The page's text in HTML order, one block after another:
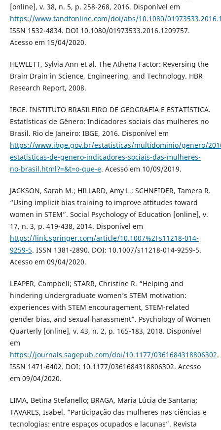
[online], v. 38, n. 5, p. 258-268, 2016. Disponível em
https://www.tandfonline.com/doi/abs/10.1080/
ISSN 1532-4834. DOI 10.1080/01973533.2016.1209757.
Acesso em 15/04/2020.
HEWLETT, Sylvia Ann et al. The Athena Factor: Reversing the
Brain Drain in Science, Engineering, and Technology. HBR
Research Report, 2008.
IBGE. INSTITUTO BRASILEIRO DE GEOGRAFIA E ESTATÍSTICA.
Estatísticas de Gênero: Indicadores sociais das mulheres no
Brasil. Rio de Janeiro: IBGE, 2016. Disponível em
https://www.ibge.gov.br/estatisticas/multidominio/genero/
estatisticas-de-genero-indicadores-sociais-das-mulheres-
no-brasil.html?=&t=o-que-e. Acesso em 10/09/2019.
JACKSON, Sarah M.; HILLARD, Amy L.; SCHNEIDER, Tamera R.
“Using implicit bias training to improve attitudes toward
women in STEM”. Social Psychology of Education [online], v.
17, n. 3, p. 419-438, 2014. Disponível em
https://link.springer.com/article/10.1007%2Fs11218-014-
9259-5. ISSN 1381-2890. DOI: 10.1007/s11218-014-9259-5.
Acesso em 09/04/2020.
LEAPER, Campbell; STARR, Christine R. “Helping and
hindering undergraduate women’s STEM motivation:
experiences with STEM encouragement, STEM-related
gender bias, and sexual harassment”. Psychology of Women
Quarterly [online], v. 43, n. 2, p. 165-183, 2018. Disponível
em
https://journals.sagepub.com/doi/10.1177/0361684318806302.
ISSN 1471-6402. DOI: 10.1177/0361684318806302. Acesso
em 09/04/2020.
LIMA, Betina Stefanello; BRAGA, Maria Lúcia de Santana;
TAVARES, Isabel. “Participação das mulheres nas ciências e
tecnologias: entre espaços ocupados e lacunas”. Revista